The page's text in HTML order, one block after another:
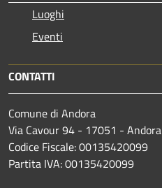
Luoghi
Eventi
CONTATTI
Comune di Andora
Via Cavour 94 - 17051 - Andora
Codice Fiscale: 00135420099
Partita IVA: 00135420099